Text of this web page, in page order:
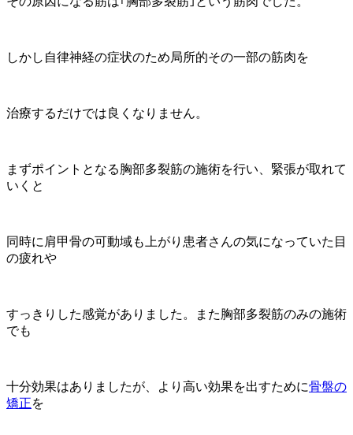
しかし自律神経の症状のため局所的その一部の筋肉を
治療するだけでは良くなりません。
まずポイントとなる胸部多裂筋の施術を行い、緊張が取れて
いくと
同時に肩甲骨の可動域も上がり患者さんの気になっていた目
の疲れや
すっきりした感覚がありました。また胸部多裂筋のみの施術
でも
十分効果はありましたが、より高い効果を出すために骨盤の
矯正を